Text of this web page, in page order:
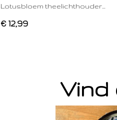
Lotusbloem theelichthouder…
€ 12,99
Vind